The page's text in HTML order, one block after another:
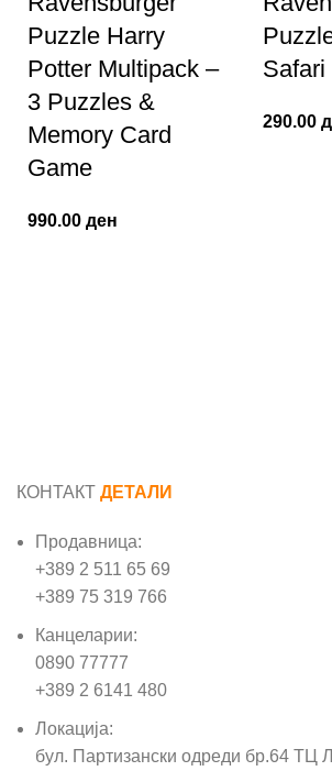
Puzzle Harry
Potter Multipack –
3 Puzzles &
Memory Card
Game
990.00 ден
Safari
290.00
КОНТАКТ ДЕТАЛИ
Продавница:
+389 2 511 65 69
+389 75 319 766
Канцеларии:
0890 77777
+389 2 6141 480
Локација:
бул. Партизански одреди бр.64 ТЦ